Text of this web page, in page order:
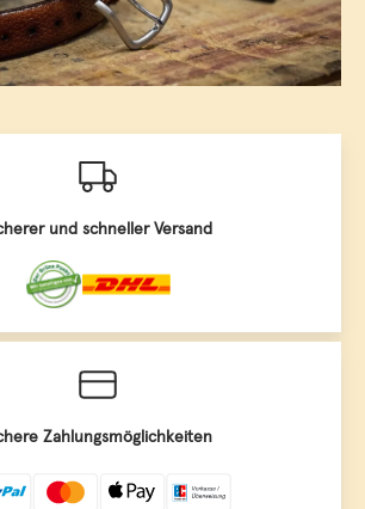
und schneller Versand
Zahlungsmöglichkeiten